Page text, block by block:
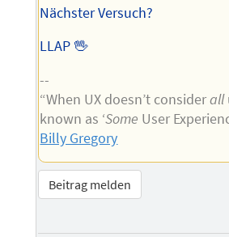
Nächster Versuch?
LLAP 🖖
--
“When UX doesn’t considerall
known as ‘Some User
Billy Gregory
Beitrag melden